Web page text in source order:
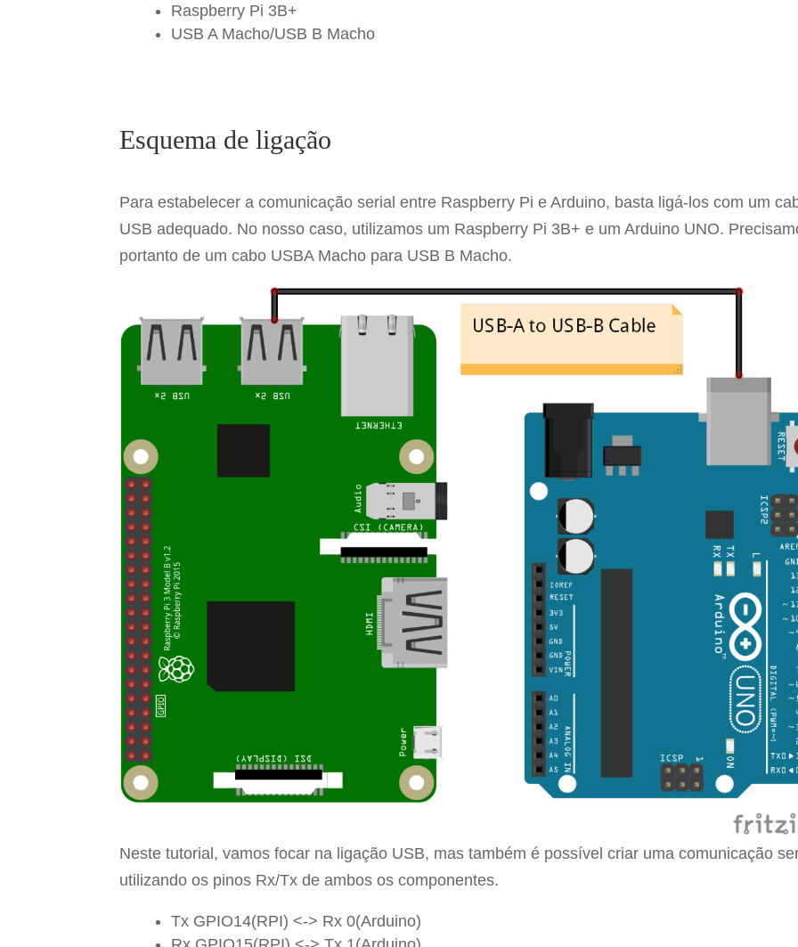
Raspberry Pi 3B+
USB A Macho/USB B Macho
Esquema de ligação
Para estabelecer a comunicação serial entre Raspberry Pi e Arduino, basta ligá-los com um
USB adequado. No nosso caso, utilizamos um Raspberry Pi 3B+ e um Arduino UNO.
portanto de um cabo USBA Macho para USB B Macho.
Neste tutorial, vamos focar na ligação USB, mas também é possível criar uma comunicação
utilizando os pinos Rx/Tx de ambos os componentes.
Tx GPIO14(RPI) <-> Rx 0(Arduino)